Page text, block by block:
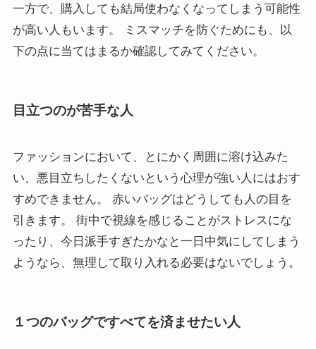
一方で、購入しても結局使わなくなってしまう可能性
が高い人もいます。 ミスマッチを防ぐためにも、以
下の点に当てはまるか確認してみてください。
目立つのが苦手な人
ファッションにおいて、とにかく周囲に溶け込みた
い、悪目立ちしたくないという心理が強い人にはおす
すめできません。 赤いバッグはどうしても人の目を
引きます。 街中で視線を感じることがストレスにな
ったり、今日派手すぎたかなと一日中気にしてしまう
ようなら、無理して取り入れる必要はないでしょう。
１つのバッグですべてを済ませたい人